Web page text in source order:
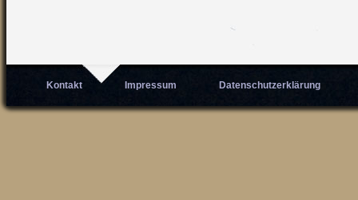
Kontakt Impressum Datenschutzerklärung